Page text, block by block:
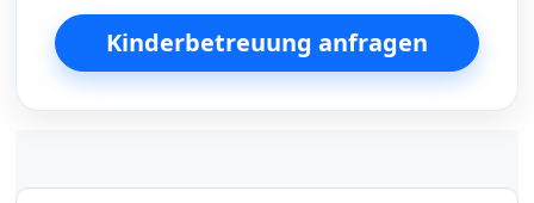
Kinderbetreuung anfragen